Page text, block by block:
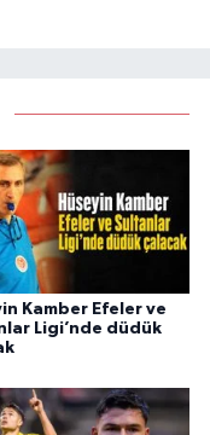
Kamber Efeler ve
Ligi’nde düdük